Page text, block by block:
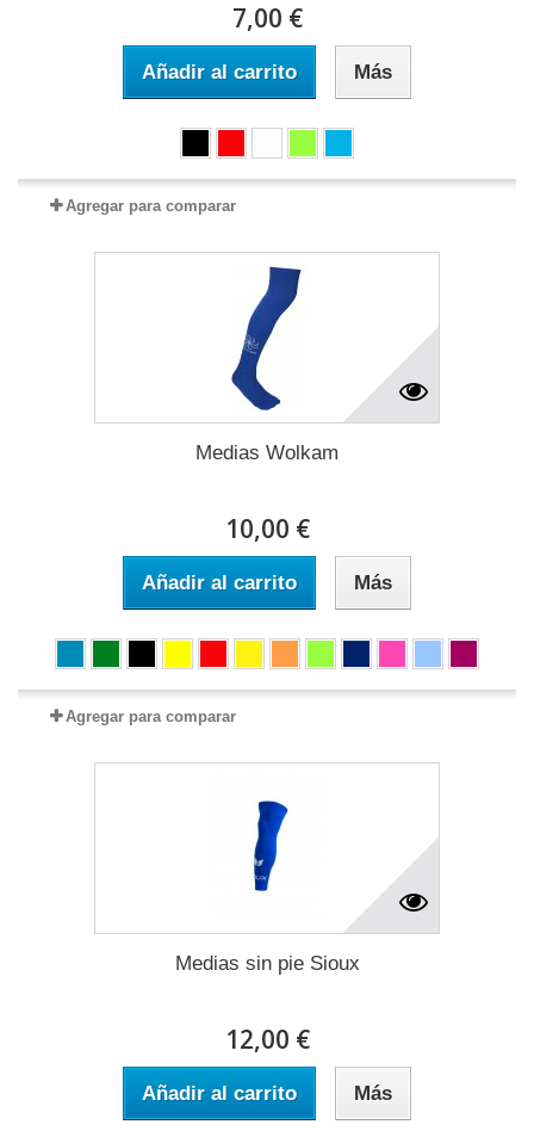
7,00 €
Añadir al carrito Más
Agregar para comparar
Medias Wolkam
10,00 €
Añadir al carrito Más
Agregar para comparar
Medias sin pie Sioux
12,00 €
Añadir al carrito Más